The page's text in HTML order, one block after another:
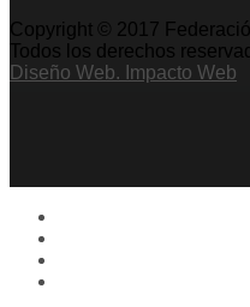
Copyright © 2017
Todos los derechos
Diseño Web. Impacto Web